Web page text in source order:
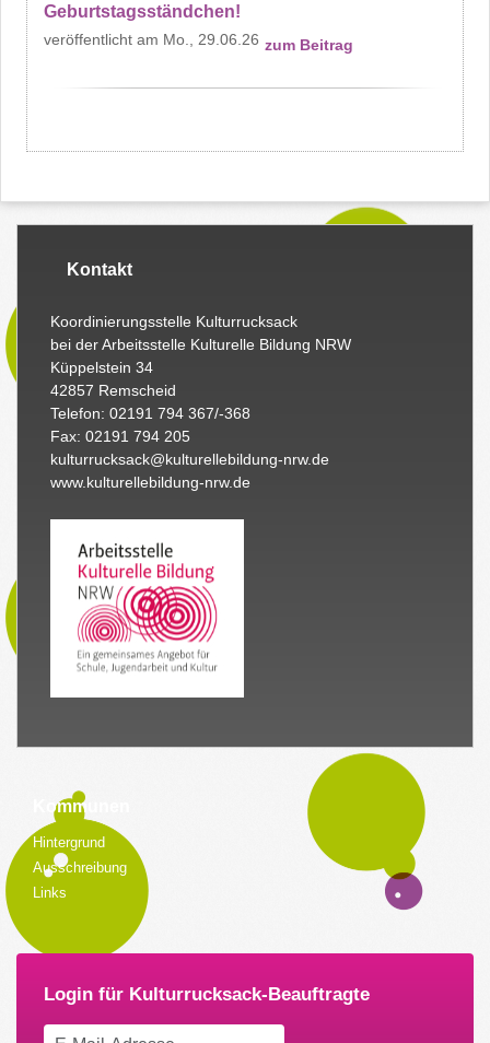
Geburtstagsständchen!
Mo., 29.06.26 zum Beitrag
Kontakt
Koordinierungsstelle Kulturrucksack
bei der Arbeitsstelle Kulturelle Bildung NRW
Küppelstein 34
42857 Remscheid
Telefon: 02191 794 367/-368
Fax: 02191 794 205
kulturrucksack@kulturellebildung-nrw.de
www.kulturellebildung-nrw.de
Kommunen
Hintergrund
Ausschreibung
Links